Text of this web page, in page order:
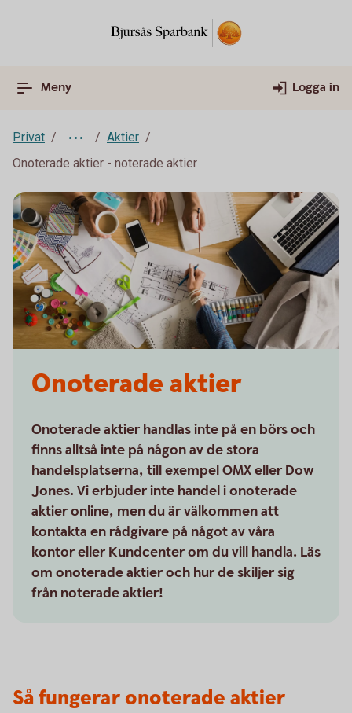
Meny Logga in
Privat
Aktier
Onoterade aktier - noterade aktier
Onoterade aktier
Onoterade aktier handlas inte på en börs och
finns alltså inte på någon av de stora
handelsplatserna, till exempel OMX eller Dow
Jones. Vi erbjuder inte handel i onoterade
aktier online, men du är välkommen att
kontakta en rådgivare på något av våra
kontor eller Kundcenter om du vill handla. Läs
om onoterade aktier och hur de skiljer sig
från noterade aktier!
Så fungerar onoterade aktier